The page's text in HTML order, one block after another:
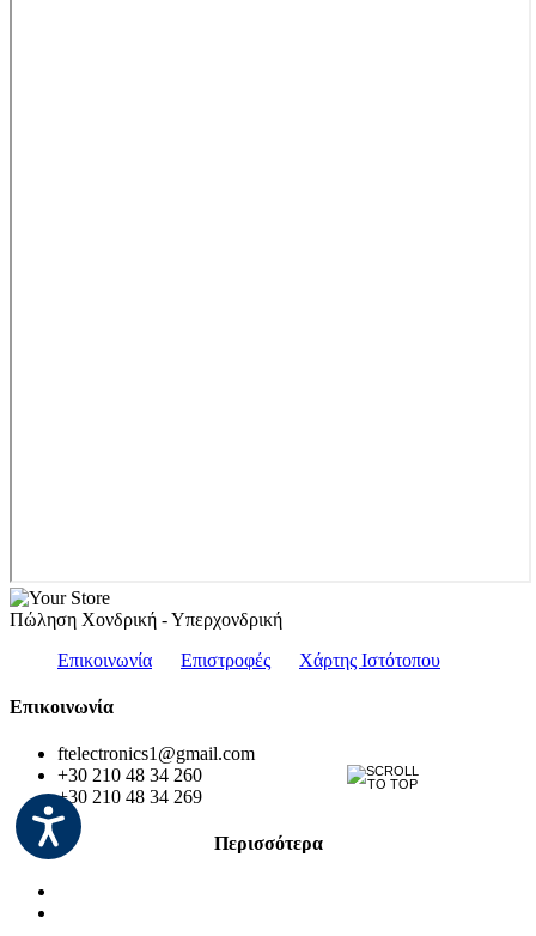
Πώληση Χονδρική - Υπερχονδρική
Επικοινωνία
Επιστροφές Χάρτης Ιστότοπου
Επικοινωνία
ftelectronics1@gmail.com
+30 210 48 34 260
+30 210 48 34 269
Περισσότερα